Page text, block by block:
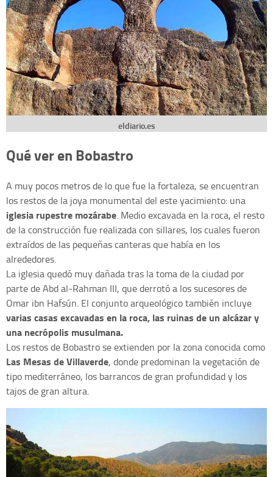
eldiario.es
Qué ver en Bobastro
A muy pocos metros de lo que fue la fortaleza, se encuentran
los restos de la joya monumental del este yacimiento: una
iglesia rupestre mozárabe. Medio excavada en la roca, el resto
de la construcción fue realizada con sillares, los cuales fueron
extraídos de las pequeñas canteras que había en los
alrededores.
La iglesia quedó muy dañada tras la toma de la ciudad por
parte de Abd al-Rahman III, que derrotó a los sucesores de
Omar ibn Hafsún. El conjunto arqueológico también incluye
varias casas excavadas en la roca, las ruinas de un alcázar y
una necrópolis musulmana.
Los restos de Bobastro se extienden por la zona conocida como
Las Mesas de Villaverde, donde predominan la vegetación de
tipo mediterráneo, los barrancos de gran profundidad y los
tajos de gran altura.